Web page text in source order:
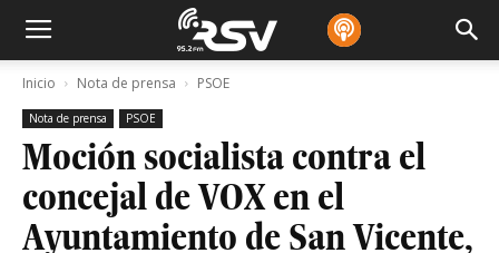
Inicio Nota de prensa PSOE
Nota de prensa PSOE
Moción socialista contra el
concejal de VOX en el
Ayuntamiento de San Vicente,